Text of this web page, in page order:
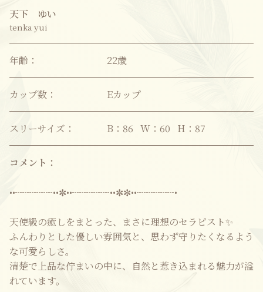
天下 ゆい
tenka yui
年齢： 22歳
カップ数： Eカップ
スリーサイズ： B：86 W：60 H：87
コメント：
••┈┈┈┈••✼••┈┈┈┈••✼✼••┈┈┈┈•
天使級の癒しをまとった、まさに理想のセラピスト✨
ふんわりとした優しい雰囲気と、思わず守りたくなるよう
な可愛らしさ。
清楚で上品な佇まいの中に、自然と惹き込まれる魅力が溢
れています。